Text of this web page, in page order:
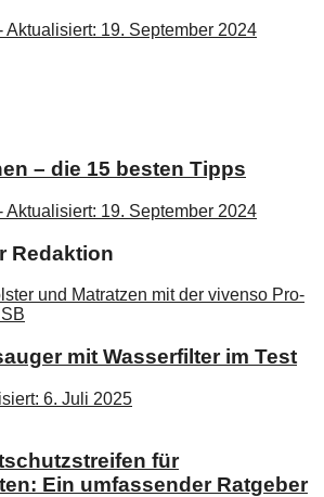
Aktualisiert: 19. September 2024
– die 15 besten Tipps
Aktualisiert: 19. September 2024
Redaktion
mit Wasserfilter im Test
6. Juli 2025
für
Ein umfassender Ratgeber